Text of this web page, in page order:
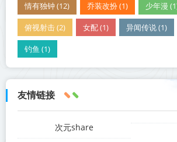
情有独钟 (12) 乔装改扮 (1) 少年漫
俯视射击 (2) 女配 (1) 异闻传说 (1)
钓鱼 (1)
友情链接
次元share